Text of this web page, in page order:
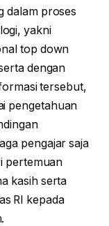
dalam proses
yakni
top down
dengan
tersebut,
pengetahuan
pengajar saja
pertemuan
kasih serta
RI kepada